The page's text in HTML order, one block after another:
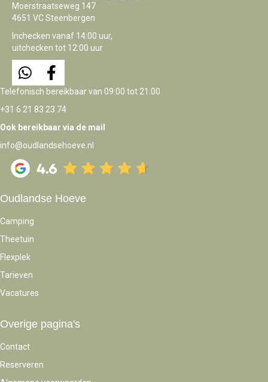
Moerstraatseweg 147
4651 VC Steenbergen
Inchecken vanaf 14:00 uur,
uitchecken tot 12:00 uur
Telefonisch bereikbaar van 09:00 tot 21:00
+31 6 21 83 23 74
Ook bereikbaar via de mail
info@oudlandsehoeve.nl
Oudlandse Hoeve
Camping
Theetuin
Flexplek
Tarieven
Vacatures
Overige pagina's
Contact
Reserveren